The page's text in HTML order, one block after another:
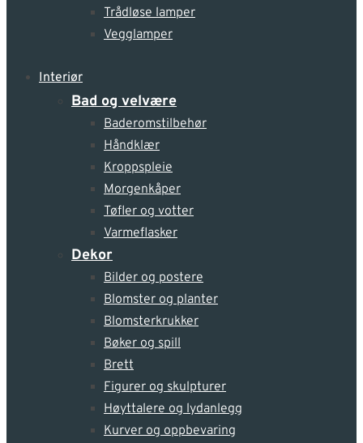
Trådløse lamper
Vegglamper
Interiør
Bad og velvære
Baderomstilbehør
Håndklær
Kroppspleie
Morgenkåper
Tøfler og votter
Varmeflasker
Dekor
Bilder og postere
Blomster og planter
Blomsterkrukker
Bøker og spill
Brett
Figurer og skulpturer
Høyttalere og lydanlegg
Kurver og oppbevaring